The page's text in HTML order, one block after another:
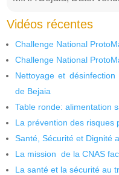
Vidéos récentes
Challenge National
Challenge National
Nettoyage et désinfection
de Bejaia
Table ronde: alimentation
La prévention des risques
Santé, Sécurité et Dignité
La mission de la CNAS
La santé et la sécurité au